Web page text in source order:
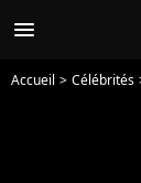
menu
Accueil Célébrités